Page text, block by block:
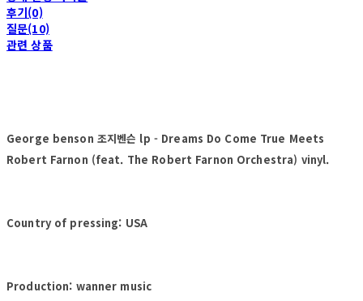
후기(0)
질문(10)
관련 상품
George benson 조지벤슨 lp - Dreams Do Come True Meets
Robert Farnon (feat. The Robert Farnon Orchestra) vinyl.
Country of pressing: USA
Production: wanner music